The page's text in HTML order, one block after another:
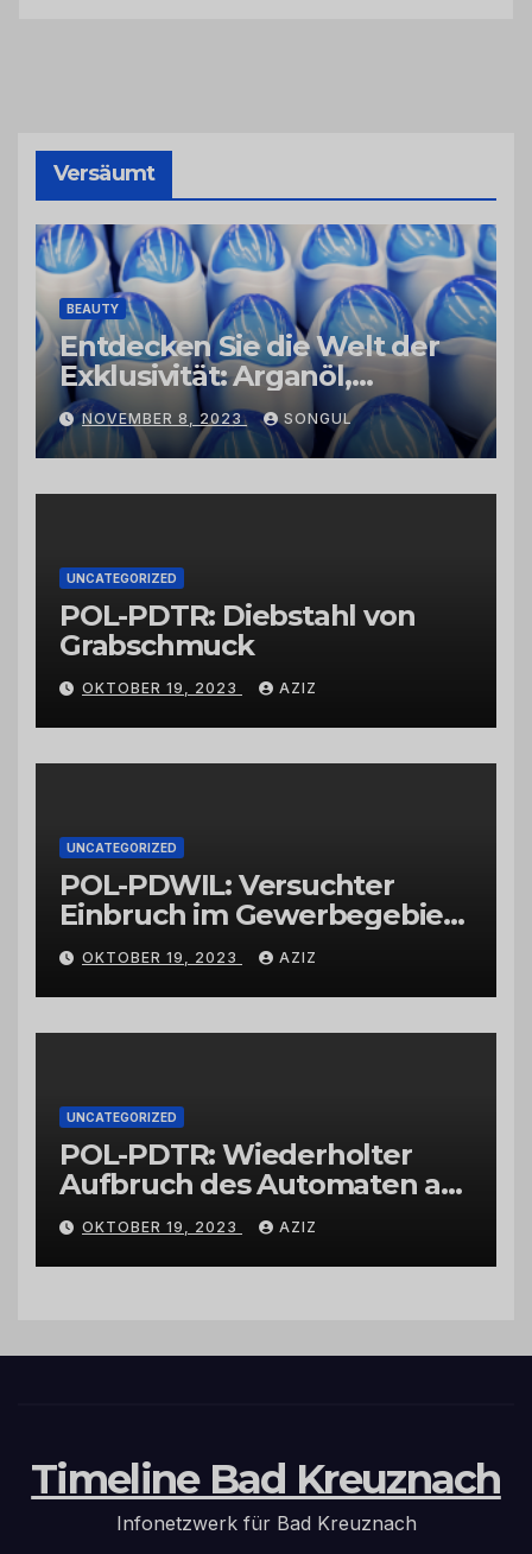
Versäumt
BEAUTY
Entdecken Sie die Welt der
Exklusivität: Arganöl,
Kaktusfeigenkernöl und
Schwarzkümmelöl von
vertrauenswürdigen
Großhändlern und Anbietern
NOVEMBER 8, 2023 SONGUL
UNCATEGORIZED
POL-PDTR: Diebstahl von
Grabschmuck
OKTOBER 19, 2023 AZIZ
UNCATEGORIZED
POL-PDWIL: Versuchter
Einbruch im Gewerbegebiet
Wittlich
OKTOBER 19, 2023 AZIZ
UNCATEGORIZED
POL-PDTR: Wiederholter
Aufbruch des Automaten am
Wohnmobilstellplatz in
Hermeskeil am Labachweg
OKTOBER 19, 2023 AZIZ
Timeline Bad Kreuznach
Infonetzwerk für Bad Kreuznach